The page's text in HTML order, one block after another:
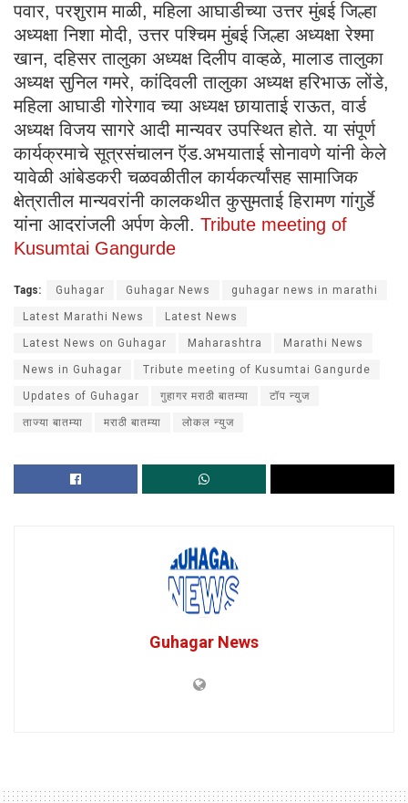
पवार, परशुराम माळी, महिला आघाडीच्या उत्तर मुंबई जिल्हा
अध्यक्षा निशा मोदी, उत्तर पश्चिम मुंबई जिल्हा अध्यक्षा रेश्मा
खान, दहिसर तालुका अध्यक्ष दिलीप वाव्हळे, मालाड तालुका
अध्यक्ष सुनिल गमरे, कांदिवली तालुका अध्यक्ष हरिभाऊ लोंडे,
महिला आघाडी गोरेगाव च्या अध्यक्ष छायाताई राऊत, वार्ड
अध्यक्ष विजय सागरे आदी मान्यवर उपस्थित होते. या संपूर्ण
कार्यक्रमाचे सूत्रसंचालन ऍड.अभयाताई सोनावणे यांनी केले
यावेळी आंबेडकरी चळवळीतील कार्यकर्त्यांसह सामाजिक
क्षेत्रातील मान्यवरांनी कालकथीत कुसुमताई हिरामण गांगुर्डे
यांना आदरांजली अर्पण केली. Tribute meeting of
Kusumtai Gangurde
Tags: Guhagar Guhagar News guhagar news in marathi
Latest Marathi News Latest News
Latest News on Guhagar Maharashtra Marathi News
News in Guhagar Tribute meeting of Kusumtai Gangurde
Updates of Guhagar गुहागर मराठी बातम्या टॉप न्युज
ताज्या बातम्या मराठी बातम्या लोकल न्युज
Guhagar News